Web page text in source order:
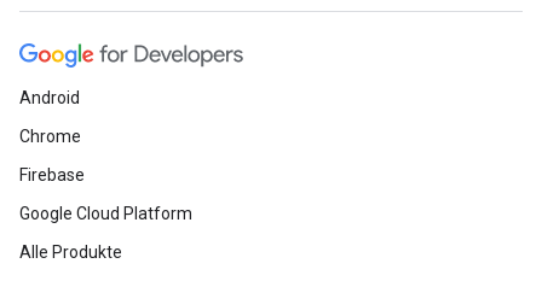
Android
Chrome
Firebase
Google Cloud Platform
Alle Produkte